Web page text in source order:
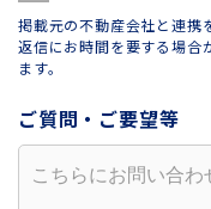
掲載元の不動産会社と連携
返信にお時間を要する場合
ます。
ご質問・ご要望等